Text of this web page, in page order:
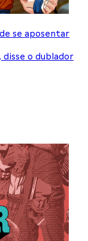
se aposentar
o dublador